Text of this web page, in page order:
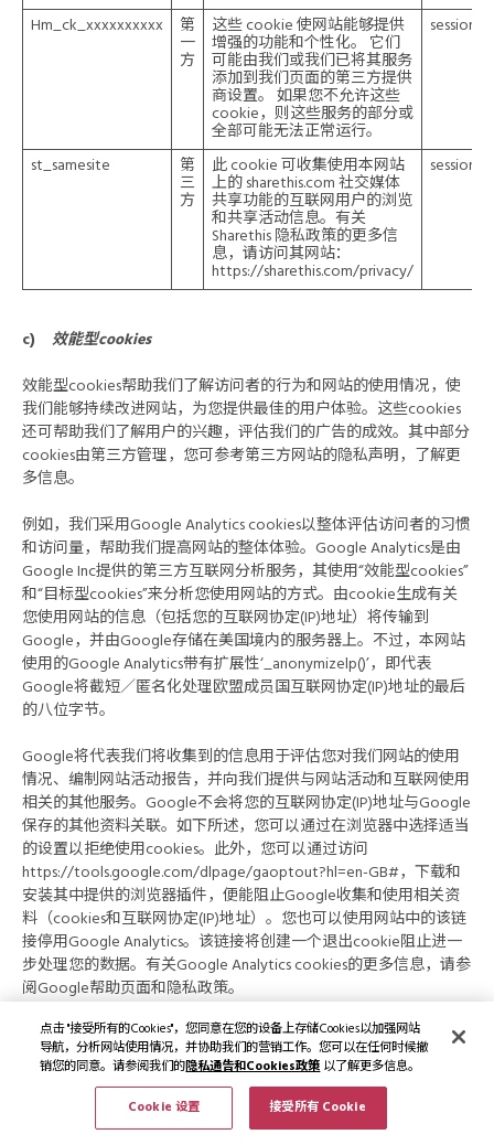
Hm_ck_xxxxxxxxxx 第
一
方
这些 cookie 使网站能够提供
增强的功能和个性化。 它们
可能由我们或我们已将其服务
添加到我们页面的第三方提供
商设置。 如果您不允许这些
cookie，则这些服务的部分或
全部可能无法正常运行。
session
st_samesite 第
三
方
此 cookie 可收集使用本网站
上的 sharethis.com 社交媒体
共享功能的互联网用户的浏览
和共享活动信息。有关
Sharethis 隐私政策的更多信
息，请访问其网站：
https://sharethis.com/privacy/
session
c)
效能型cookies
效能型cookies帮助我们了解访问者的行为和网站的使用情况，使
我们能够持续改进网站，为您提供最佳的用户体验。这些cookies
还可帮助我们了解用户的兴趣，评估我们的广告的成效。其中部分
cookies由第三方管理，您可参考第三方网站的隐私声明，了解更
多信息。
例如，我们采用Google Analytics cookies以整体评估访问者的习惯
和访问量，帮助我们提高网站的整体体验。Google Analytics是由
Google Inc提供的第三方互联网分析服务，其使用“效能型cookies”
和“目标型cookies”来分析您使用网站的方式。由cookie生成有关
您使用网站的信息（包括您的互联网协定(IP)地址）将传输到
Google，并由Google存储在美国境内的服务器上。不过，本网站
使用的Google Analytics带有扩展性‘_anonymizelp()’，即代表
Google将截短／匿名化处理欧盟成员国互联网协定(IP)地址的最后
的八位字节。
Google将代表我们将收集到的信息用于评估您对我们网站的使用
情况、编制网站活动报告，并向我们提供与网站活动和互联网使用
相关的其他服务。Google不会将您的互联网协定(IP)地址与Google
保存的其他资料关联。如下所述，您可以通过在浏览器中选择适当
的设置以拒绝使用cookies。此外，您可以通过访问
https://tools.google.com/dlpage/gaoptout?hl=en-GB#，下载和
安装其中提供的浏览器插件，便能阻止Google收集和使用相关资
料（cookies和互联网协定(IP)地址）。您也可以使用网站中的该链
接停用Google Analytics。该链接将创建一个退出cookie阻止进一
步处理您的数据。有关Google Analytics cookies的更多信息，请参
阅Google帮助页面和隐私政策。
Cookie 名称
类
型
描述 有效期 有效单
第 该cookie名
称与
Google
Universal
1
点击 "接受所有的Cookies"，您同意在您的设备上存储Cookies以加强网站
导航，分析网站使用情况，并协助我们的营销工作。您可以在任何时候撤
销您的同意。请参阅我们的隐私通告和Cookies政策以了解更多信息。
Cookie 设置 接受所有 Cookie